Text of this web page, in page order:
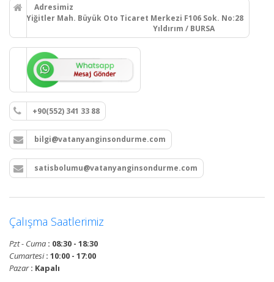
Adresimiz
Yiğitler Mah. Büyük Oto Ticaret Merkezi F106 Sok. No:28
Yıldırım / BURSA
+90(552) 341 33 88
bilgi@vatanyanginsondurme.com
satisbolumu@vatanyanginsondurme.com
Çalışma Saatlerimiz
Pzt - Cuma : 08:30 - 18:30
Cumartesi: 10:00 - 17:00
Pazar: Kapalı